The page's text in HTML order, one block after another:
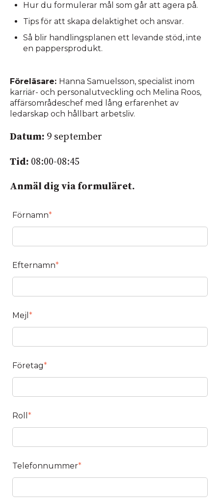
Hur du formulerar mål som går att agera på.
Tips för att skapa delaktighet och ansvar.
Så blir handlingsplanen ett levande stöd, inte
en pappersprodukt.
Föreläsare: Hanna Samuelsson, specialist inom
karriär- och personalutveckling och Melina Roos,
affärsområdeschef med lång erfarenhet av
ledarskap och hållbart arbetsliv.
Datum: 9 september
Tid: 08:00-08:45
Anmäl dig via formuläret.
Förnamn*
Efternamn*
Mejl *
Företag*
Roll *
Telefonnummer*